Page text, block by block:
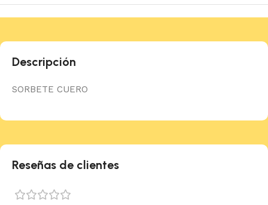
Descripción
SORBETE CUERO
Reseñas de clientes